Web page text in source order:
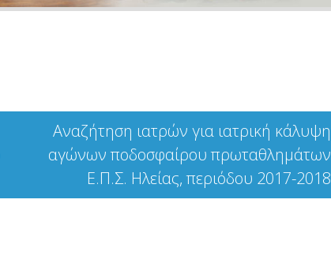
Αναζήτηση ιατρών για ιατρική κάλυψη
αγώνων ποδοσφαίρου πρωταθλημάτων
Ε.Π.Σ. Ηλείας, περιόδου 2017-2018